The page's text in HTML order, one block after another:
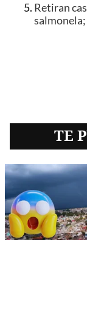
Retiran
TE